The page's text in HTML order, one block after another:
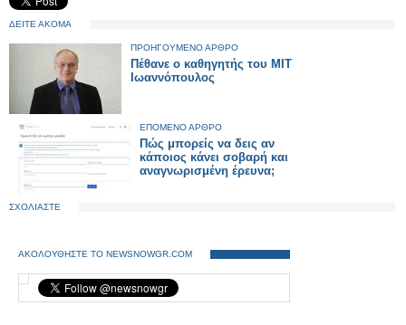
ΔΕΙΤΕ ΑΚΟΜΑ
ΠΡΟΗΓΟΥΜΕΝΟ ΑΡΘΡΟ
Πέθανε ο καθηγητής του ΜΙΤ
Ιωαννόπουλος
ΕΠΟΜΕΝΟ ΑΡΘΡΟ
Πώς μπορείς να δεις αν
κάποιος κάνει σοβαρή και
αναγνωρισμένη έρευνα;
ΣΧΟΛΙΑΣΤΕ
ΑΚΟΛΟΥΘΗΣΤΕ ΤΟ NEWSNOWGR.COM